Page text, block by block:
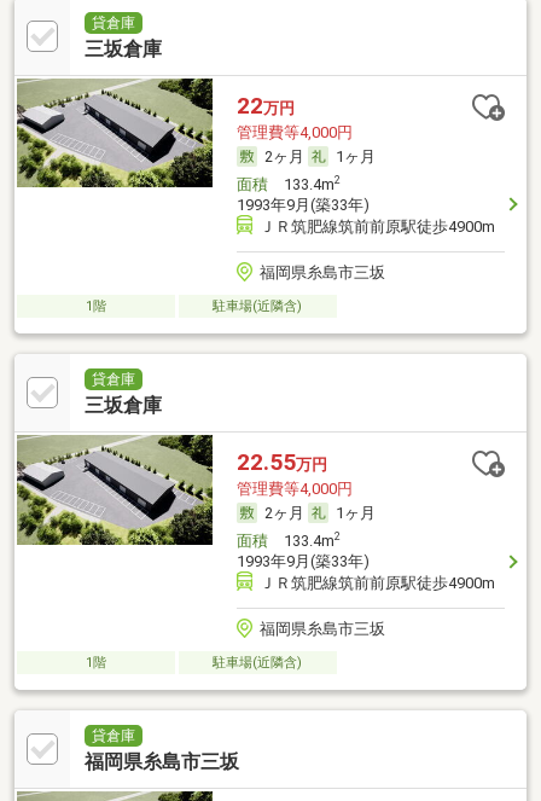
貸倉庫
三坂倉庫
22万円
管理費等4,000円
2ヶ月
1ヶ月
面積133.4m2
1993年9月(築33年)
ＪＲ筑肥線筑前前原駅徒歩4900m
福岡県糸島市三坂
1階 駐車場(近隣含)
貸倉庫
三坂倉庫
22.55万円
管理費等4,000円
2ヶ月
1ヶ月
面積133.4m2
1993年9月(築33年)
ＪＲ筑肥線筑前前原駅徒歩4900m
福岡県糸島市三坂
1階 駐車場(近隣含)
貸倉庫
福岡県糸島市三坂